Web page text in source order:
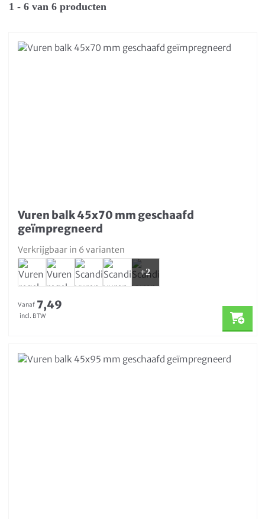
1 - 6 van 6 producten
Vuren balk 45x70 mm geschaafd
geïmpregneerd
Verkrijgbaar in 6 varianten
+2
Vanaf 7,49
incl. BTW